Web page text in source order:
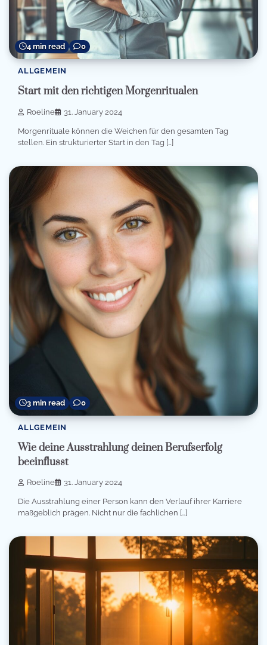
4 min read 0
ALLGEMEIN
Start mit den richtigen Morgenritualen
Roeline 31. January 2024
Morgenrituale können die Weichen für den gesamten Tag
stellen. Ein strukturierter Start in den Tag […]
3 min read 0
ALLGEMEIN
Wie deine Ausstrahlung deinen Berufserfolg
beeinflusst
Roeline 31. January 2024
Die Ausstrahlung einer Person kann den Verlauf ihrer Karriere
maßgeblich prägen. Nicht nur die fachlichen […]